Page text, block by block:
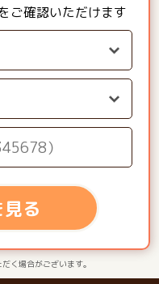
ご確認いただけます
る
く場合がございます。